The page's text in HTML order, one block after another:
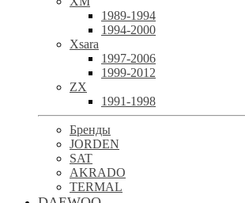
1989-1994
1994-2000
Xsara
1997-2006
1999-2012
ZX
1991-1998
Бренды
JORDEN
SAT
AKRADO
TERMAL